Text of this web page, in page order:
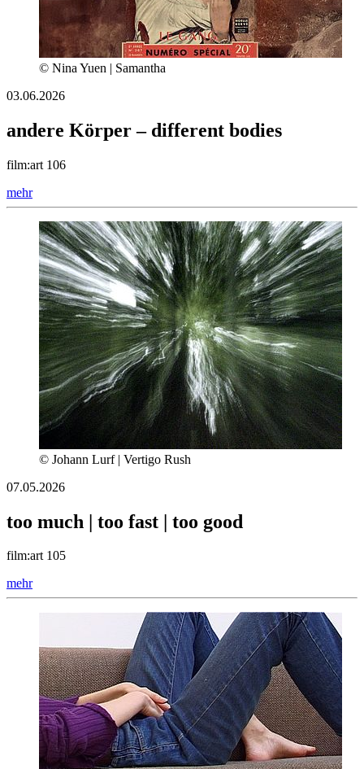
© Nina Yuen | Samantha
03.06.2026
andere Körper – different bodies
film:art 106
mehr
© Johann Lurf | Vertigo Rush
07.05.2026
too much | too fast | too good
film:art 105
mehr